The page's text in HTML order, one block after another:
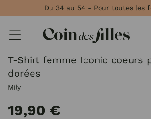
Du 34 au 54 - Pour toutes les
T-Shirt femme Iconic coeurs
dorées
Mily
19,90 €
Panneau de gestion des cookies